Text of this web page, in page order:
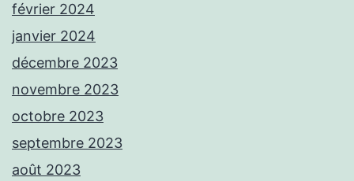
février 2024
janvier 2024
décembre 2023
novembre 2023
octobre 2023
septembre 2023
août 2023